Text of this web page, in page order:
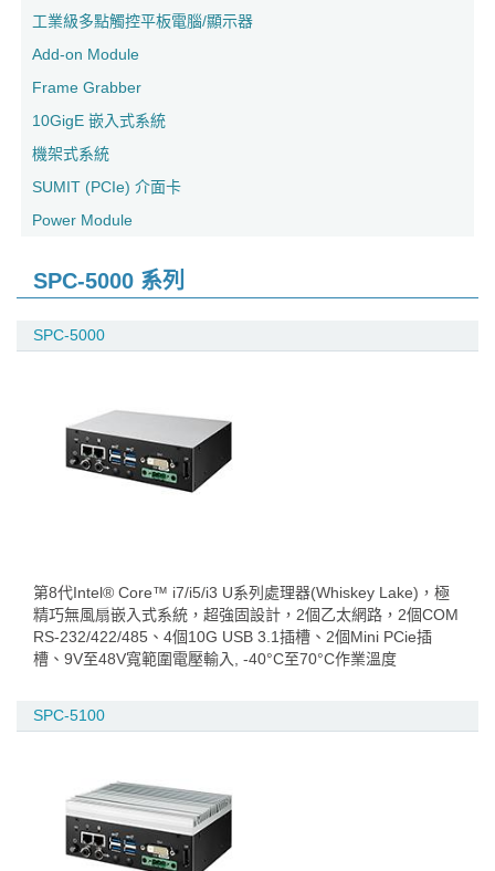
工業級多點觸控平板電腦/顯示器
Add-on Module
Frame Grabber
10GigE 嵌入式系統
機架式系統
SUMIT (PCIe) 介面卡
Power Module
SPC-5000 系列
SPC-5000
第8代Intel® Core™ i7/i5/i3 U系列處理器(Whiskey Lake)，極
精巧無風扇嵌入式系統，超強固設計，2個乙太網路，2個COM
RS-232/422/485、4個10G USB 3.1插槽、2個Mini PCie插
槽、9V至48V寬範圍電壓輸入, -40°C至70°C作業溫度
SPC-5100